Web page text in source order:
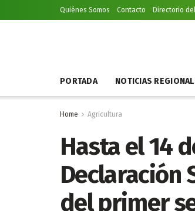
Quiénes Somos Contacto Directorio
PORTADA NOTICIAS
Home Agricultura
Hasta el 14
Declaración
del primer